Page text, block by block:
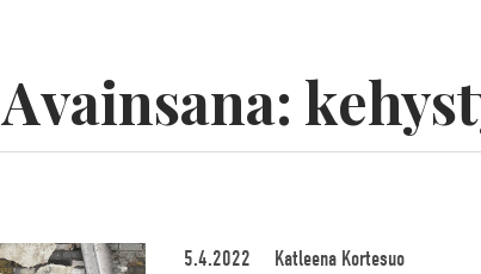
Avainsana:
5.4.2022 Katleena Kortesuo